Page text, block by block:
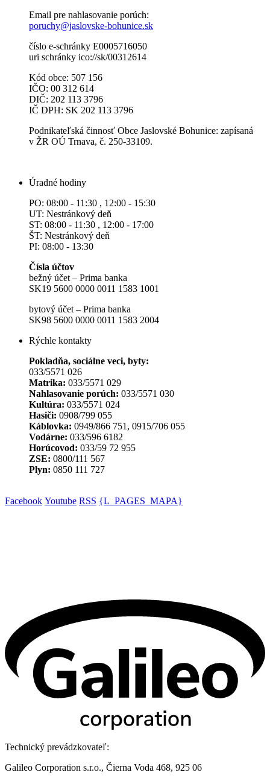
Email pre nahlasovanie porúch:
poruchy@jaslovske-bohunice.sk
číslo e-schránky E0005716050
uri schránky ico://sk/00312614
Kód obce: 507 156
IČO: 00 312 614
DIČ: 202 113 3796
IČ DPH: SK 202 113 3796
Podnikateľská činnosť Obce Jaslovské Bohunice: zapísaná
v ŽR OÚ Trnava, č. 250-33109.
Úradné hodiny
PO: 08:00 - 11:30 , 12:00 - 15:30
UT: Nestránkový deň
ST: 08:00 - 11:30 , 12:00 - 17:00
ŠT: Nestránkový deň
PI: 08:00 - 13:30
Čísla účtov
bežný účet – Prima banka
SK19 5600 0000 0011 1583 1001
bytový účet – Prima banka
SK98 5600 0000 0011 1583 2004
Rýchle kontakty
Pokladňa, sociálne veci, byty:
033/5571 026
Matrika: 033/5571 029
Nahlasovanie porúch: 033/5571 030
Kultúra: 033/5571 024
Hasiči: 0908/799 055
Káblovka: 0949/866 751, 0915/706 055
Vodárne: 033/596 6182
Horúcovod: 033/59 72 955
ZSE: 0800/111 567
Plyn: 0850 111 727
Facebook Youtube RSS {L_PAGES_MAPA}
Technický prevádzkovateľ:
Galileo Corporation s.r.o., Čierna Voda 468, 925 06